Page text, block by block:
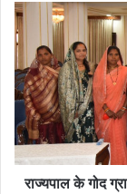
जनतांत्रिक
प्रणाली….
राज्यपाल
के
गोद
ग्राम
पंचायत
बिजली
के
ग्रामीणों
ने
किया
राज्यपाल के गोद